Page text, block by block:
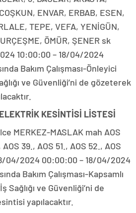
ENVAR, ERBAB, ESEN,
TEPE, VEFA, YENİGÜN,
ÖMÜR, ŞENER sk
10:00:00 – 18/04/2024
Bakım Çalışması-Önleyici
ve Güvenliği’ni de gözeterek
KESİNTİSİ LİSTESİ
MERKEZ-MASLAK mah AOS
39., AOS 51., AOS 52., AOS
04/2024 00:00:00 – 18/04/2024
Bakım Çalışması-Kapsamlı
Sağlığı ve Güvenliği’ni de
yapılacaktır.